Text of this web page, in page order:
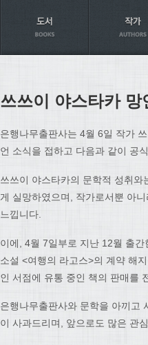
쓰쓰이 야스타카
은행나무출판사는 4월 6일 작가
언 소식을 접하고 다음과 같이 공
쓰쓰이 야스타카의 문학적 성취
게 실망하였으며, 작가로서뿐 아
느낍니다.
이에, 4월 7일부로 지난 12월 출
소설 <여행의 라고스>의 계약 해
인 서점에 유통 중인 책의 판매를
은행나무출판사와 문학을 아끼고
이 사과드리며, 앞으로도 많은 관